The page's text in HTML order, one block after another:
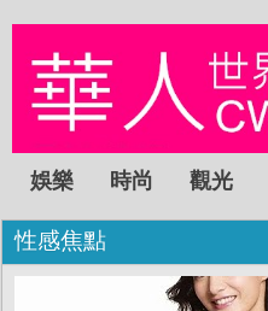
娛樂 時尚 觀光
性感焦點